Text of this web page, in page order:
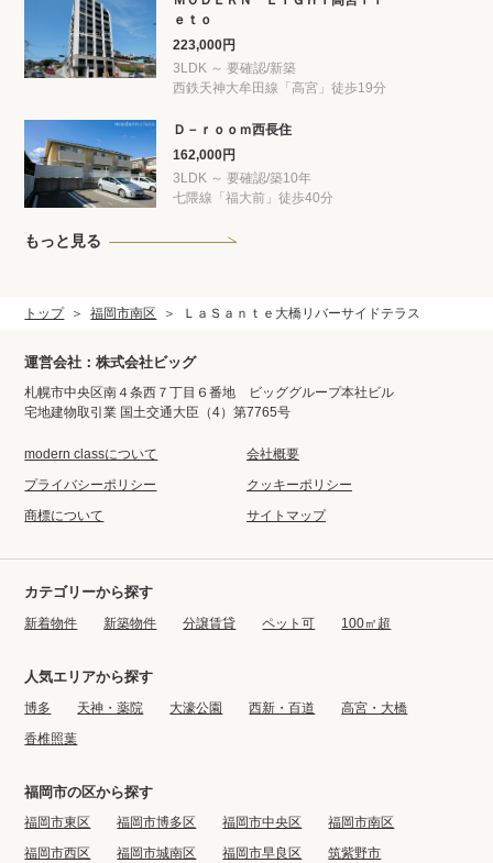
ｅｔｏ
223,000円
3LDK ～ 要確認/新築
西鉄天神大牟田線「高宮」徒歩19分
Ｄ－ｒｏｏｍ西長住
162,000円
3LDK ～ 要確認/築10年
七隈線「福大前」徒歩40分
もっと見る
トップ 福岡市南区 ＬａＳａｎｔｅ大橋リバーサイドテラス
運営会社：株式会社ビッグ
札幌市中央区南４条西７丁目６番地 ビッググループ本社ビル
宅地建物取引業 国土交通大臣（4）第7765号
modern classについて
会社概要
プライバシーポリシー
クッキーポリシー
商標について
サイトマップ
カテゴリーから探す
新着物件 新築物件 分譲賃貸 ペット可 100㎡超
人気エリアから探す
博多 天神・薬院 大濠公園 西新・百道
高宮・大橋
香椎照葉
福岡市の区から探す
福岡市東区 福岡市博多区 福岡市中央区
福岡市南区
福岡市西区
福岡市城南区 福岡市早良区
筑紫野市